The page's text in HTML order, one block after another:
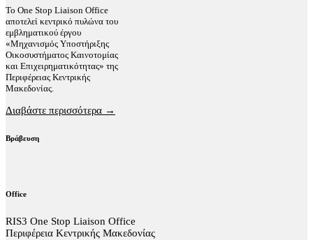
Το One Stop Liaison Office
αποτελεί κεντρικό πυλώνα του
εμβληματικού έργου
«Μηχανισμός Υποστήριξης
Οικοσυστήματος Καινοτομίας
και Επιχειρηματικότητας» της
Περιφέρειας Κεντρικής
Μακεδονίας.
Διαβάστε περισσότερα →
Βράβευση
Office
RIS3 One Stop Liaison Office
Περιφέρεια Κεντρικής Μακεδονίας